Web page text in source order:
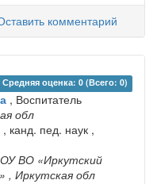
комментарий
Средняя оценка: 0 (Всего: 0)
, Воспитатель
обл
, канд. пед. наук ,
ВО «‎Иркутский
, Иркутская обл